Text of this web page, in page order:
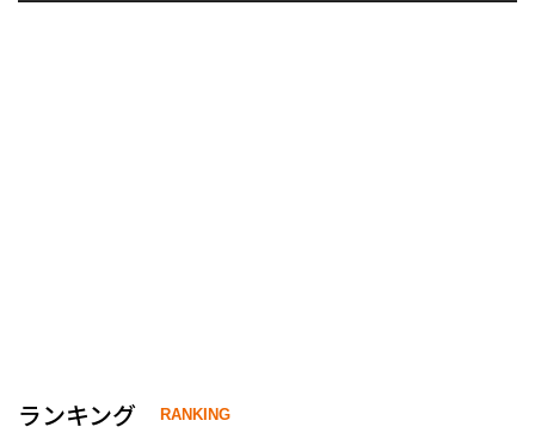
ランキング RANKING